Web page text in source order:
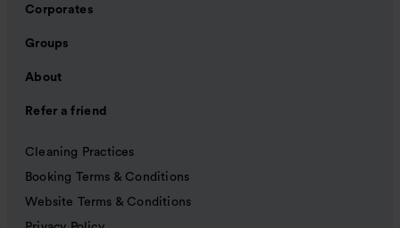
Corporates
Groups
About
Refer a friend
Cleaning Practices
Booking Terms & Conditions
Website Terms & Conditions